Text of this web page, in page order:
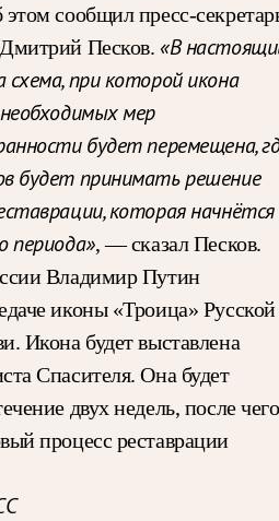
сообщил пресс-
Песков. «В
схема, при которой икона
мер
будет перемещена,
будет принимать решение
которая начнётся
периода», — сказал Песков.
Владимир Путин
иконы «Троица» Русской
Икона будет выставлена
Спасителя. Она будет
двух недель, после чего
процесс реставрации